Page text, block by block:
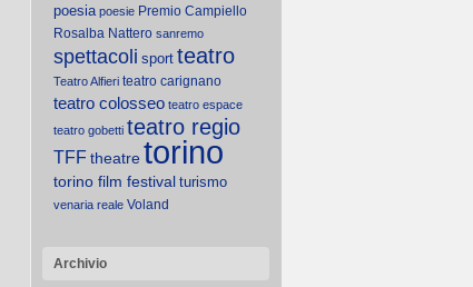
poesia poesie Premio Campiello
Rosalba Nattero sanremo
spettacoli sport teatro
Teatro Alfieri teatro carignano
teatro colosseo teatro espace
teatro gobetti teatro regio
TFFtheatretorino
torino film festival turismo
venaria reale Voland
Archivio